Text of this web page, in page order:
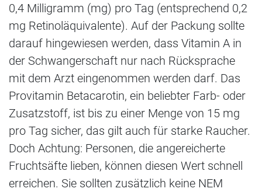
0,4 Milligramm (mg) pro Tag (entsprechend 0,2
mg Retinoläquivalente). Auf der Packung sollte
darauf hingewiesen werden, dass Vitamin A in
der Schwangerschaft nur nach Rücksprache
mit dem Arzt eingenommen werden darf. Das
Provitamin Betacarotin, ein beliebter Farb- oder
Zusatzstoff, ist bis zu einer Menge von 15 mg
pro Tag sicher, das gilt auch für starke Raucher.
Doch Achtung: Personen, die angereicherte
Fruchtsäfte lieben, können diesen Wert schnell
erreichen. Sie sollten zusätzlich keine NEM